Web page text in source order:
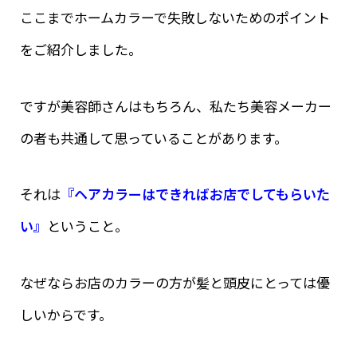
ここまでホームカラーで失敗しないためのポイント
をご紹介しました。
ですが美容師さんはもちろん、私たち美容メーカー
の者も共通して思っていることがあります。
それは『ヘアカラーはできればお店でしてもらいた
い』 ということ。
なぜならお店のカラーの方が髪と頭皮にとっては優
しいからです。